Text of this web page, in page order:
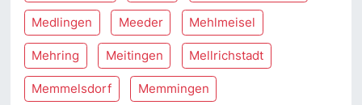
Medlingen Meeder Mehlmeisel
Mehring Meitingen Mellrichstadt
Memmelsdorf Memmingen